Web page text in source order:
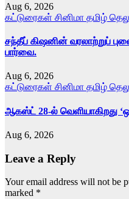
Aug 6, 2026
கட்டுரைகள் சினிமா தமிழ்
சந்தீப் கிஷனின் வரலாற்றுப்
பார்வை.
Aug 6, 2026
கட்டுரைகள் சினிமா தமிழ்
ஆகஸ்ட் 28-ல் வெளியாகிறது
Aug 6, 2026
Leave a Reply
Your email address will not be
marked *